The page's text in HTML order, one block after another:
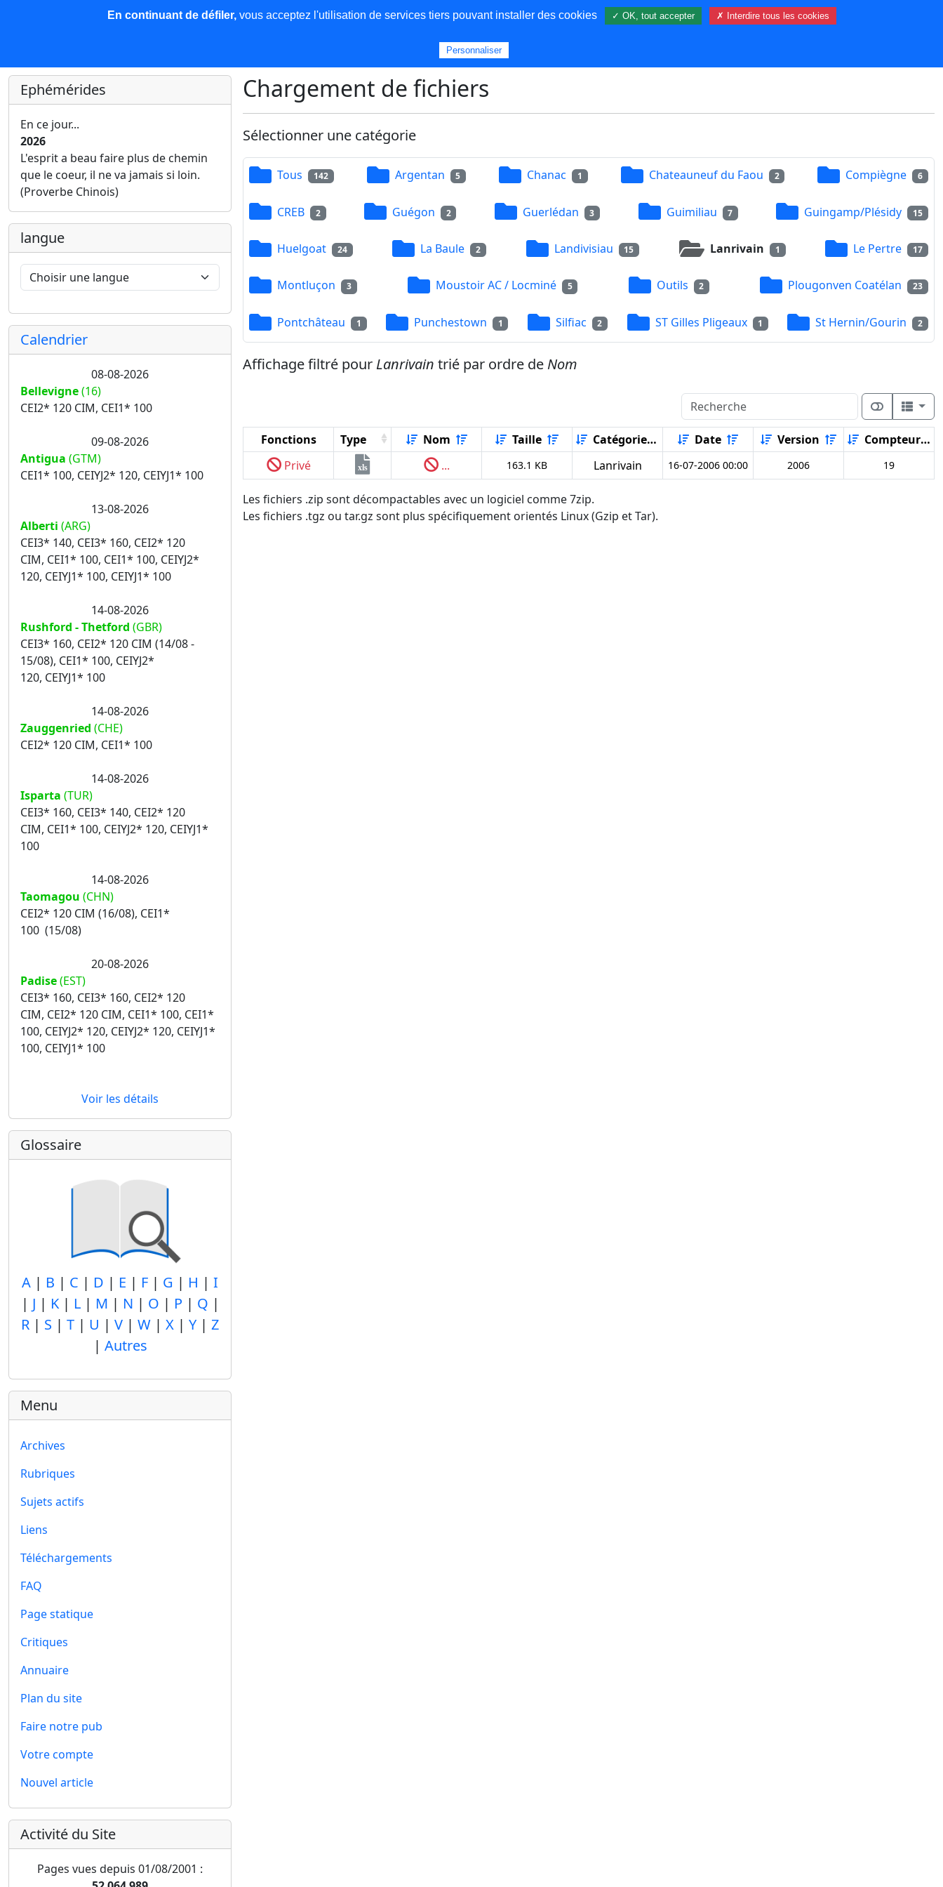
Les nouvelles Base de données Plus
Ephémérides
En ce jour...
2026
L'esprit a beau faire plus de chemin
que le coeur, il ne va jamais si loin.
(Proverbe Chinois)
langue
Calendrier
08-08-2026
Bellevigne(16)
CEI2* 120 CIM, CEI1* 100
09-08-2026
Antigua (GTM)
CEI1* 100, CEIYJ2* 120, CEIYJ1* 100
13-08-2026
Alberti (ARG)
CEI3* 140, CEI3* 160, CEI2* 120
CIM, CEI1* 100, CEI1* 100, CEIYJ2*
120, CEIYJ1* 100, CEIYJ1* 100
14-08-2026
Rushford - Thetford (GBR)
CEI3* 160, CEI2* 120 CIM (14/08 -
15/08), CEI1* 100, CEIYJ2*
120, CEIYJ1* 100
14-08-2026
Zauggenried (CHE)
CEI2* 120 CIM, CEI1* 100
14-08-2026
Isparta (TUR)
CEI3* 160, CEI3* 140, CEI2* 120
CIM, CEI1* 100, CEIYJ2* 120, CEIYJ1*
100
14-08-2026
Taomagou (CHN)
CEI2* 120 CIM (16/08), CEI1*
100 (15/08)
20-08-2026
Padise(EST)
CEI3* 160, CEI3* 160, CEI2* 120
CIM, CEI2* 120 CIM, CEI1* 100, CEI1*
100, CEIYJ2* 120, CEIYJ2* 120, CEIYJ1*
100, CEIYJ1* 100
Voir les détails
Glossaire
A | B | C | D | E | F | G | H | I
| J | K| L| M | N | O | P | Q |
R | S | T | U | V | W | X | Y | Z
| Autres
Menu
Archives
Rubriques
Sujets actifs
Liens
Téléchargements
FAQ
Page statique
Critiques
Annuaire
Plan du site
Faire notre pub
Votre compte
Nouvel article
Activité du Site
Pages vues depuis 01/08/2001 :
Chargement de fichiers
Sélectionner une catégorie
Tous 142 Argentan 5 Chanac 1 Chateauneuf du Faou 2 Compiègne 6
CREB 2 Guégon 2 Guerlédan 3 Guimiliau 7 Guingamp/Plésidy 15
Huelgoat 24 La Baule 2 Landivisiau 15 Lanrivain 1 Le Pertre 17
Montluçon 3 Moustoir AC / Locminé 5 Outils 2 Plougonven Coatélan 23
Pontchâteau 1 Punchestown 1 Silfiac 2 ST Gilles Pligeaux 1 St Hernin/Gourin 2
Affichage filtré pour Lanrivain trié par ordre de Nom
Fonctions Type Nom Taille Catégorie Date Version
Compteur
Privé
xls ... 163.1 KB Lanrivain 16-07-2006 00:00 2006 19
Les fichiers .zip sont décompactables avec un logiciel comme 7zip.
Les fichiers .tgz ou tar.gz sont plus spécifiquement orientés Linux (Gzip et Tar).
En continuant de défiler,vous acceptez l'utilisation de services tiers pouvant installer des cookies ✓ OK, tout accepter ✗ Interdire tous les cookies
Personnaliser